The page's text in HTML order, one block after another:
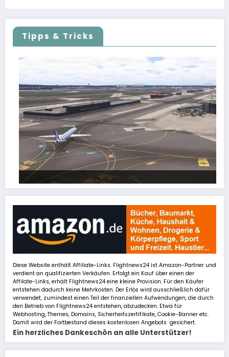
Tipps & Tricks
FSLTL Traffic: Tipps und Tricks, damit es klappt!
Diese Website enthält Affiliate-Links. Flightnews24 ist Amazon-Partner und
verdient an qualifizierten Verkäufen. Erfolgt ein Kauf über einen der
Affilate-Links, erhält Flightnews24 eine kleine Provision. Für den Käufer
entstehen dadurch keine Mehrkosten. Der Erlös wird ausschließlich dafür
verwendet, zumindest einen Teil der finanziellen Aufwendungen, die durch
den Betrieb von Flightnews24 entstehen, abzudecken. Etwa für
Webhosting, Themes, Domains, Sicherheitszertifikate, Cookie-Banner etc.
Damit wird der Fortbestand dieses kostenlosen Angebots gesichert.
Ein herzliches Dankeschön an alle Unterstützer!